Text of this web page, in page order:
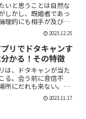
いと思うことは自然な
しかし、既婚者であっ
理的にも相手が及び腰
かだ。では、既婚者で
い方がいいのか。否、
者であることを伝える
で既婚者...
2023.12.25
リでドタキャンす
かる！その特徴
は、ドタキャンが当た
る。会う前に音信不
所にだれも来ない。そ
惑な話だが、このドタ
見分けることができ
2023.11.17